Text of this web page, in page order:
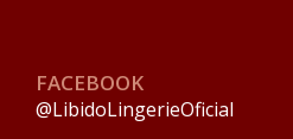
FACEBOOK
@LibidoLingerieOficial